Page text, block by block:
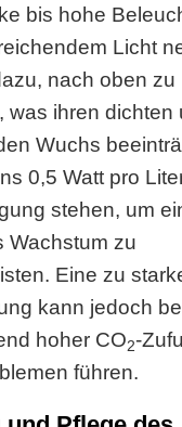
bis hohe
Licht
nach oben zu
was ihren dichten
Wuchs
0,5 Watt pro
stehen, um
Wachstum zu
Eine zu
kann jedoch
hoher CO2-
führen.